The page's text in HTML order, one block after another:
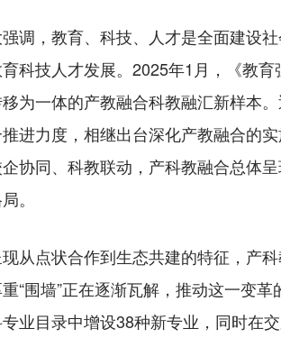
，教育、科技、人才是全面建设社
科技人才发展。2025年1月，《教
为一体的产教融合科教融汇新样本
进力度，相继出台深化产教融合的
协同、科教联动，产科教融合总体
。
点状合作到生态共建的特征，产科
“围墙”正在逐渐瓦解，推动这一变
业目录中增设38种新专业，同时在